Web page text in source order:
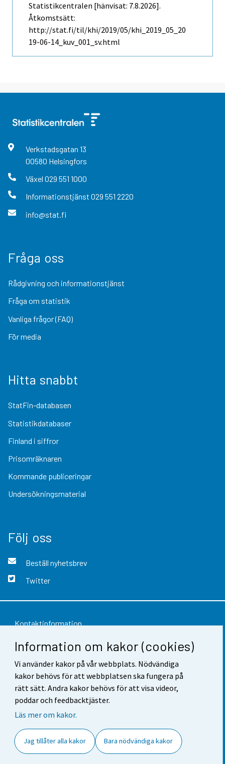
Information om kakor (cookies)
Vi använder kakor på vår webbplats. Nödvändiga
kakor behövs för att webbplatsen ska fungera på
rätt sätt. Andra kakor behövs för att visa videor,
poddar och feedbacktjäster.
Läs mer om kakor.
Jag tillåter alla kakor Bara nödvändiga kakor
Statistikcentralen [hänvisat: 7.8.2026].
Åtkomstsätt:
http://stat.fi/til/khi/2019/05/khi_2019_05_20
19-06-14_kuv_001_sv.html
Verkstadsgatan 13
00580 Helsingfors
Växel 029 551 1000
Informationstjänst 029 551 2220
info@stat.fi
Fråga oss
Rådgivning och informationstjänst
Fråga om statistik
Vanliga frågor (FAQ)
För media
Hitta snabbt
StatFin-databasen
Statistikdatabaser
Finland i siffror
Prisomräknaren
Kommande publiceringar
Undersökningsmaterial
Följ oss
Beställ nyhetsbrev
Twitter
Kontaktinformation
Respons
Användarvillkor
Dataskydd
Tillgänglighet
Cookie-inställningar